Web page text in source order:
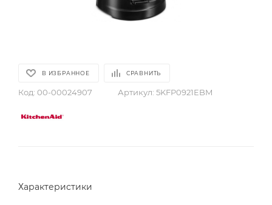
В ИЗБРАННОЕ СРАВНИТЬ
Код: 00-00024907 Артикул: 5KFP0921EBM
Характеристики